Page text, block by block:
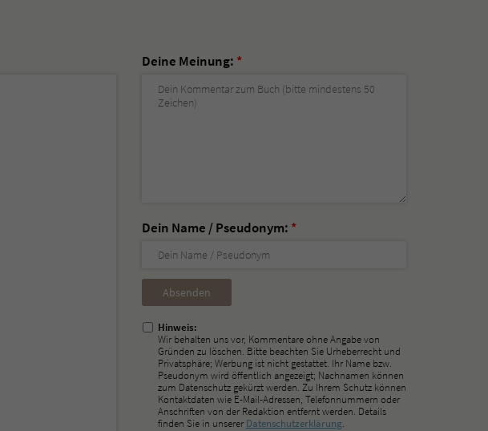
Deine Meinung: *
Dein Name / Pseudonym: *
Nicht
ausfüllen!
Hinweis:
Wir behalten uns vor, Kommentare ohne Angabe von
Gründen zu löschen. Bitte beachten Sie Urheberrecht und
Privatsphäre; Werbung ist nicht gestattet. Ihr Name bzw.
Pseudonym wird öffentlich angezeigt; Nachnamen können
zum Datenschutz gekürzt werden. Zu Ihrem Schutz können
Kontaktdaten wie E-Mail-Adressen, Telefonnummern oder
Anschriften von der Redaktion entfernt werden. Details
finden Sie in unserer Datenschutzerklärung.